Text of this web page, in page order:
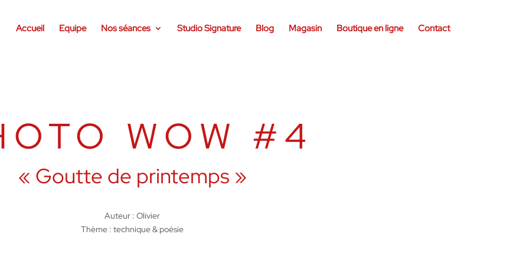
Accueil Equipe Nos séances Studio Signature Blog Magasin Boutique en ligne Contact
WOW #4
« Goutte de printemps »
Auteur : Olivier
Thème : technique & poésie